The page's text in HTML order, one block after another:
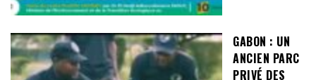
GABON : UN
ANCIEN PARC
PRIVÉ DES